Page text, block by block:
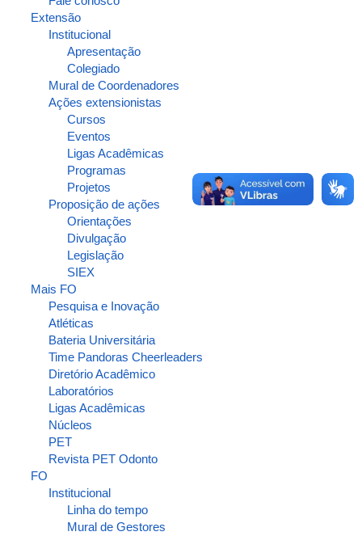
Extensão
Institucional
Apresentação
Colegiado
Mural de Coordenadores
Ações extensionistas
Cursos
Eventos
Ligas Acadêmicas
Programas
Projetos
Proposição de ações
Orientações
Divulgação
Legislação
SIEX
Mais FO
Pesquisa e Inovação
Atléticas
Bateria Universitária
Time Pandoras Cheerleaders
Diretório Acadêmico
Laboratórios
Ligas Acadêmicas
Núcleos
PET
Revista PET Odonto
FO
Institucional
Linha do tempo
Mural de Gestores